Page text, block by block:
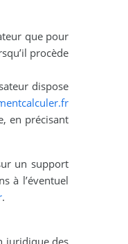
que pour
procède
dispose
en précisant
un support
à l’éventuel
.